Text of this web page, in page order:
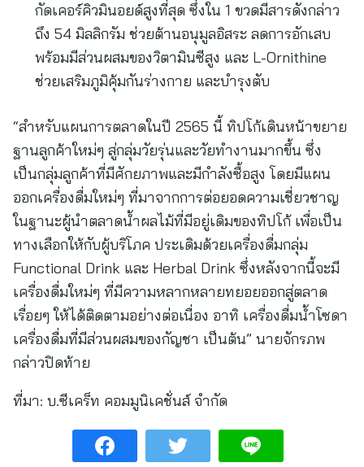
กัดเคอร์คิวมินอยด์สูงที่สุด ซึ่งใน 1 ขวดมีสารดังกล่าว
ถึง 54 มิลลิกรัม ช่วยต้านอนุมูลอิสระ ลดการอักเสบ
พร้อมมีส่วนผสมของวิตามินซีสูง และ L-Ornithine
ช่วยเสริมภูมิคุ้มกันร่างกาย และบำรุงตับ
“สำหรับแผนการตลาดในปี 2565 นี้ ทิปโก้เดินหน้าขยาย
ฐานลูกค้าใหม่ๆ สู่กลุ่มวัยรุ่นและวัยทำงานมากขึ้น ซึ่ง
เป็นกลุ่มลูกค้าที่มีศักยภาพและมีกำลังซื้อสูง โดยมีแผน
ออกเครื่องดื่มใหม่ๆ ที่มาจากการต่อยอดความเชี่ยวชาญ
ในฐานะผู้นำตลาดน้ำผลไม้ที่มีอยู่เดิมของทิปโก้ เพื่อเป็น
ทางเลือกให้กับผู้บริโภค ประเดิมด้วยเครื่องดื่มกลุ่ม
Functional Drink และ Herbal Drink ซึ่งหลังจากนี้จะมี
เครื่องดื่มใหม่ๆ ที่มีความหลากหลายทยอยออกสู่ตลาด
เรื่อยๆ ให้ได้ติดตามอย่างต่อเนื่อง อาทิ เครื่องดื่มน้ำโซดา
เครื่องดื่มที่มีส่วนผสมของกัญชา เป็นต้น” นายจักรภพ
กล่าวปิดท้าย
ที่มา: บ.ซีเคร็ท คอมมูนิเคชั่นส์ จำกัด